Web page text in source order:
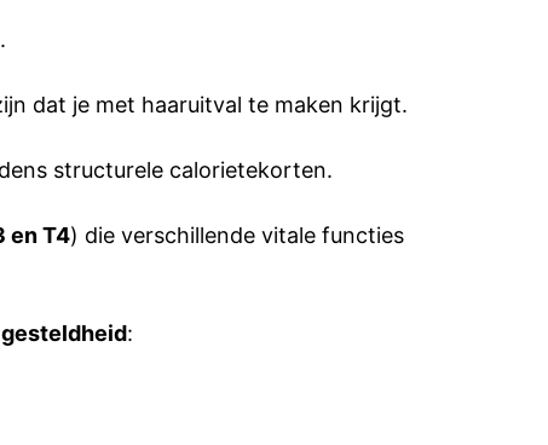
dat je met haaruitval te maken krijgt.
structurele calorietekorten.
en T4) die verschillende vitale functies
: